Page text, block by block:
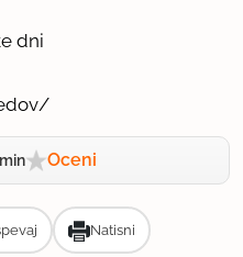
dni
/
Oceni
Natisni